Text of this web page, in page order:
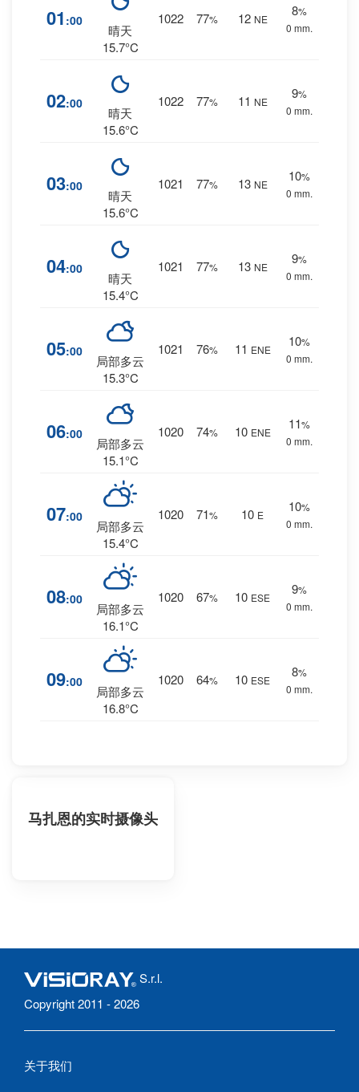
01 :00
晴天
15.7°C
1022 77% 12 NE
8%
0 mm.
02:00
晴天
15.6°C
1022 77% 11 NE
9%
0 mm.
03:00
晴天
15.6°C
1021 77% 13 NE
10%
0 mm.
04:00
晴天
15.4°C
1021 77% 13 NE
9%
0 mm.
05:00
局部多云
15.3°C
1021 76% 11 ENE
10%
0 mm.
06:00
局部多云
15.1°C
1020 74% 10 ENE
11%
0 mm.
07:00
局部多云
15.4°C
1020 71% 10 E
10%
0 mm.
08:00
局部多云
16.1°C
1020 67% 10 ESE
9%
0 mm.
09:00
局部多云
16.8°C
1020 64% 10 ESE
8%
0 mm.
马扎恩的实时摄像头
S.r.l.
Copyright 2011 - 2026
关于我们